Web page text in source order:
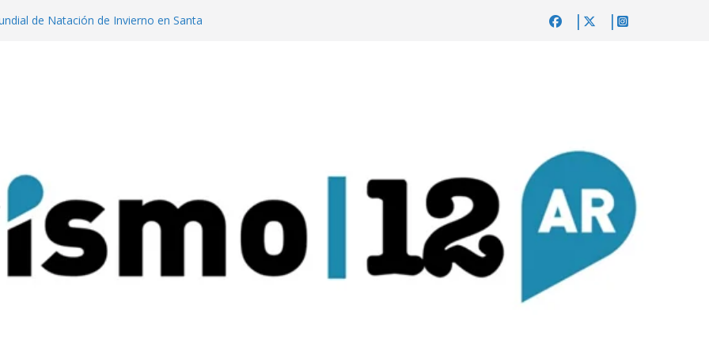
de Natación de Invierno en Santa